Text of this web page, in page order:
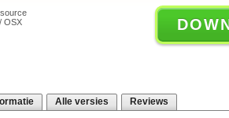
OSX
Alle versies Reviews